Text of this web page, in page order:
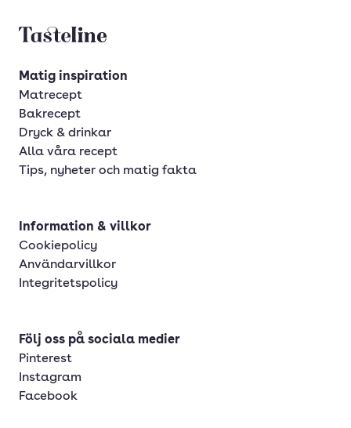
Tasteline startsida
Matig inspiration
Matrecept
Bakrecept
Dryck & drinkar
Alla våra recept
Tips, nyheter och matig fakta
Information & villkor
Cookiepolicy
Användarvillkor
Integritetspolicy
Följ oss på sociala medier
Pinterest
Instagram
Facebook